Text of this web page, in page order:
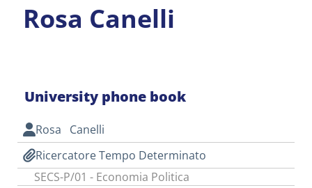
Rosa Canelli
University phone book
Rosa Canelli
Ricercatore Tempo Determinato
SECS-P/01 - Economia Politica